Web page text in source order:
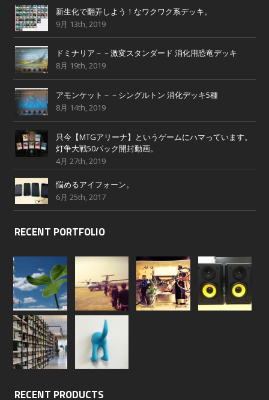
新生化で翻弄しよう！なワクワク系デッキ。
9月 13th, 2019
ドミナリア－－激変スタンダード 消化用恐竜デッキ
8月 19th, 2019
アモンケット－－シングルトン 消化デッキ5種
8月 14th, 2019
只今【MTGアリーナ】というゲームにハマっています。
灯争大戦50パック開封動画。
4月 27th, 2019
悩めるアイフォーン。
6月 25th, 2017
RECENT PORTFOLIO
RECENT PRODUCTS